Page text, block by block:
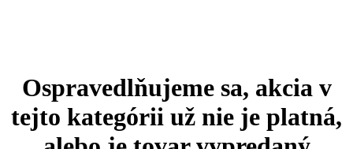
Ospravedlňujeme sa, akcia v
tejto kategórii už nie je platná,